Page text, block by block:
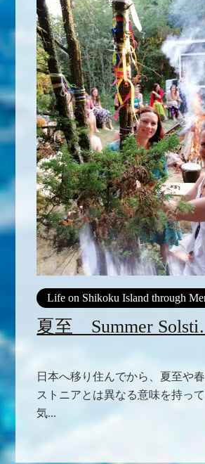
Life on Shikoku Island through
夏至 Summer
日本へ移り住んでから、夏至や
ストニアとは異なる意味を持っ
気...